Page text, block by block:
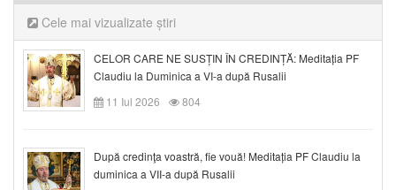
Cele mai vizualizate știri
CELOR CARE NE SUSȚIN ÎN CREDINȚĂ: Meditația PF
Claudiu la Duminica a VI-a după Rusalii
11 Iul 2026
804
După credinţa voastră, fie vouă! Meditația PF Claudiu la
duminica a VII-a după Rusalii